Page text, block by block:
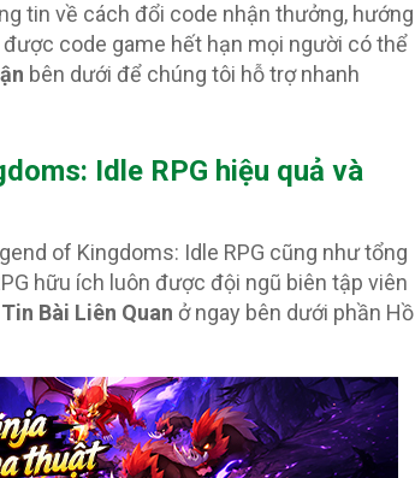
tin về cách đổi code nhận thưởng, hướng
code game hết hạn mọi người có thể
bên dưới để chúng tôi hỗ trợ nhanh
Idle RPG hiệu quả và
of Kingdoms: Idle RPG cũng như tổng
hữu ích luôn được đội ngũ biên tập viên
Tin Bài Liên Quan ở ngay bên dưới phần Hồ